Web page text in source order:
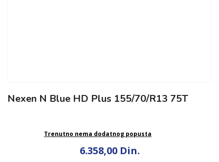
Nexen N Blue HD Plus 155/70/R13 75T
Trenutno nema dodatnog popusta
6.358,00 Din.